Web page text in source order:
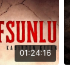
01:24:16